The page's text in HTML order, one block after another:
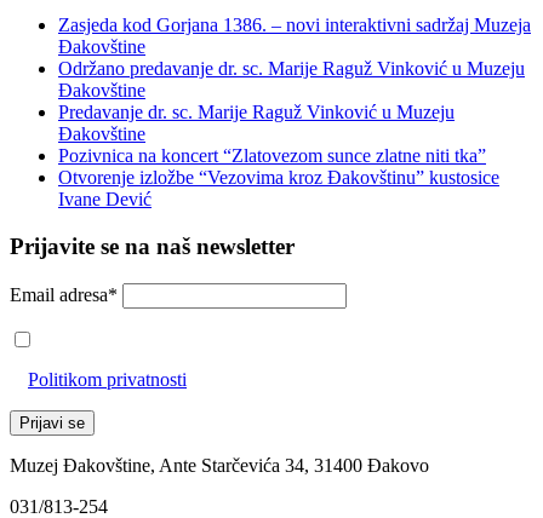
Zasjeda kod Gorjana 1386. – novi interaktivni sadržaj Muzeja
Đakovštine
Održano predavanje dr. sc. Marije Raguž Vinković u Muzeju
Đakovštine
Predavanje dr. sc. Marije Raguž Vinković u Muzeju
Đakovštine
Pozivnica na koncert “Zlatovezom sunce zlatne niti tka”
Otvorenje izložbe “Vezovima kroz Đakovštinu” kustosice
Ivane Dević
Prijavite se na naš newsletter
Email adresa*
Politikom privatnosti
Muzej Đakovštine, Ante Starčevića 34, 31400 Đakovo
031/813-254